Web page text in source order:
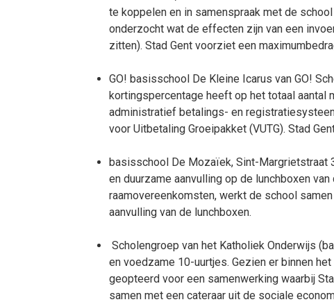
te koppelen en in samenspraak met de
onderzocht wat de effecten zijn van een
zitten). Stad Gent voorziet een
GO! basisschool De Kleine Icarus van GO!
kortingspercentage heeft op het totaal aantal
administratief betalings- en
voor Uitbetaling Groeipakket (VUTG). Stad
basisschool De Mozaïek, Sint-Margrietstraat
en duurzame aanvulling op de lunchboxen
raamovereenkomsten, werkt de school
aanvulling van de lunchboxen.
Scholengroep van het Katholiek Onderwijs
en voedzame 10-uurtjes. Gezien er binnen
geopteerd voor een samenwerking waarbij
samen met een cateraar uit de sociale